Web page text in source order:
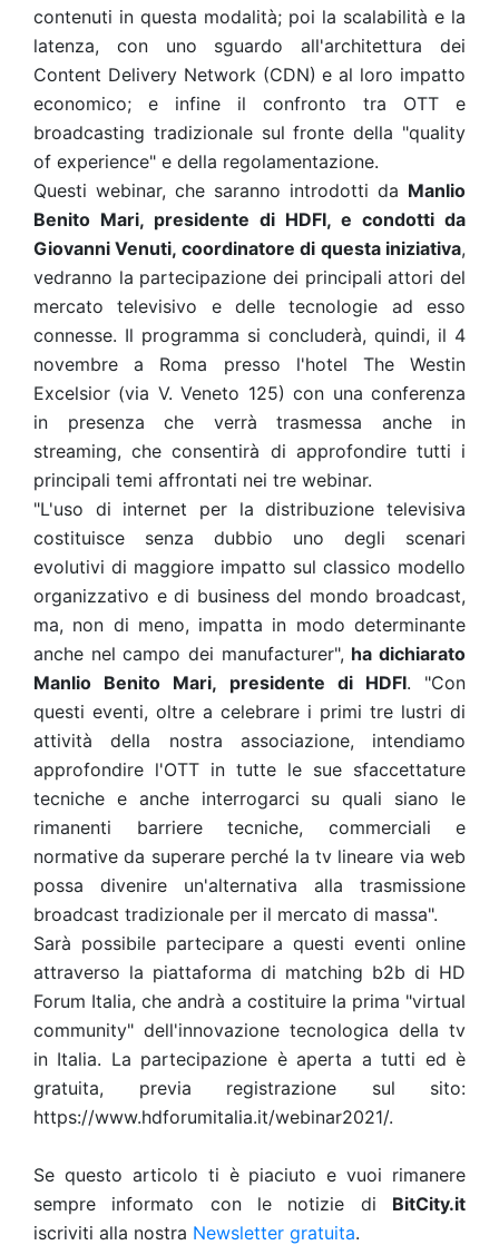
contenuti in questa modalità; poi la scalabilità e la
latenza, con uno sguardo all'architettura dei
Content Delivery Network (CDN) e al loro impatto
economico; e infine il confronto tra OTT e
broadcasting tradizionale sul fronte della "quality
of experience" e della regolamentazione.
Questi webinar, che saranno introdotti da Manlio
Benito Mari, presidente di HDFI, e condotti da
Giovanni Venuti, coordinatore di questa iniziativa,
vedranno la partecipazione dei principali attori del
mercato televisivo e delle tecnologie ad esso
connesse. Il programma si concluderà, quindi, il 4
novembre a Roma presso l'hotel The Westin
Excelsior (via V. Veneto 125) con una conferenza
in presenza che verrà trasmessa anche in
streaming, che consentirà di approfondire tutti i
principali temi affrontati nei tre webinar.
"L'uso di internet per la distribuzione televisiva
costituisce senza dubbio uno degli scenari
evolutivi di maggiore impatto sul classico modello
organizzativo e di business del mondo broadcast,
ma, non di meno, impatta in modo determinante
anche nel campo dei manufacturer", ha dichiarato
Manlio Benito Mari, presidente di HDFI. "Con
questi eventi, oltre a celebrare i primi tre lustri di
attività della nostra associazione, intendiamo
approfondire l'OTT in tutte le sue sfaccettature
tecniche e anche interrogarci su quali siano le
rimanenti barriere tecniche, commerciali e
normative da superare perché la tv lineare via web
possa divenire un'alternativa alla trasmissione
broadcast tradizionale per il mercato di massa".
Sarà possibile partecipare a questi eventi online
attraverso la piattaforma di matching b2b di HD
Forum Italia, che andrà a costituire la prima "virtual
community" dell'innovazione tecnologica della tv
in Italia. La partecipazione è aperta a tutti ed è
gratuita, previa registrazione sul sito:
https://www.hdforumitalia.it/webinar2021/.
Se questo articolo ti è piaciuto e vuoi rimanere
sempre informato con le notizie di BitCity.it
iscriviti alla nostra Newsletter gratuita.